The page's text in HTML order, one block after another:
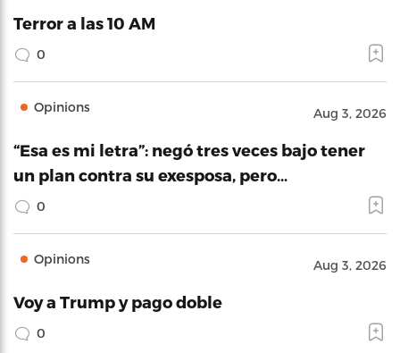
Terror a las 10 AM
0
Opinions Aug 3, 2026
“Esa es mi letra”: negó tres veces bajo tener
un plan contra su exesposa, pero…
0
Opinions Aug 3, 2026
Voy a Trump y pago doble
0